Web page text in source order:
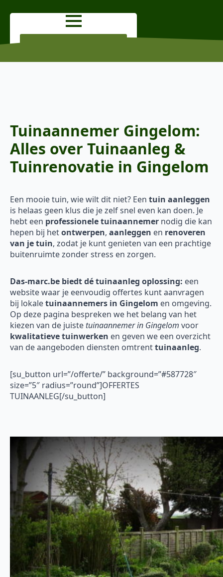
Tuinaannemer Gingelom:
Alles over Tuinaanleg &
Tuinrenovatie in Gingelom
Een mooie tuin, wie wilt dit niet? Een tuin aanleggen
is helaas geen klus die je zelf snel even kan doen. Je
hebt een professionele tuinaannemer nodig die kan
hepen bij hetontwerpen, aanleggen en renoveren
van je tuin, zodat je kunt genieten van een prachtige
buitenruimte zonder stress en zorgen.
Das-marc.be biedt dé tuinaanleg oplossing: een
website waar je eenvoudig offertes kunt aanvragen
bij lokaletuinaannemers in Gingelom en omgeving.
Op deze pagina bespreken we het belang van het
kiezen van de juiste tuinaannemer in Gingelom voor
kwalitatieve tuinwerken en geven we een overzicht
van de aangeboden diensten omtrenttuinaanleg.
[su_button url=”/offerte/” background=”#587728″
size=”5″ radius=”round”]OFFERTES
TUINAANLEG[/su_button]